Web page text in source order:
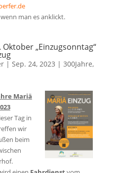
man es anklickt.
„Einzugsonntag“
| Sep. 24, 2023 | 300Jahre,
Mariä
Tag in
wir
beim